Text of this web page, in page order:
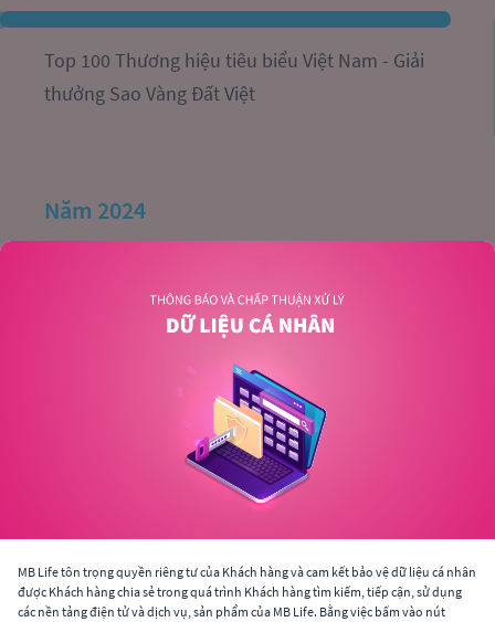
Top 100 Thương hiệu tiêu biểu Việt Nam - Giải
thưởng Sao Vàng Đất Việt
Năm 2024
Top 10 Nhãn hiệu nổi tiếng Việt Nam ngành Bảo
hiểm – Tài chính
MB Life tôn trọng quyền riêng tư của Khách hàng và cam kết bảo vệ dữ liệu cá nhân
được Khách hàng chia sẻ trong quá trình Khách hàng tìm kiếm, tiếp cận, sử dụng
các nền tảng điện tử và dịch vụ, sản phẩm của MB Life. Bằng việc bấm vào nút